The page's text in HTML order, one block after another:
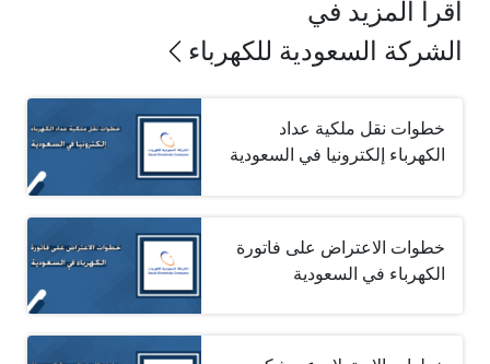
اقرأ المزيد في
الشركة السعودية للكهرباء
خطوات نقل ملكية عداد
الكهرباء إلكترونيا في السعودية
خطوات الاعتراض على فاتورة
الكهرباء في السعودية